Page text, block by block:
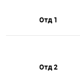
Отд 1
Отд 2